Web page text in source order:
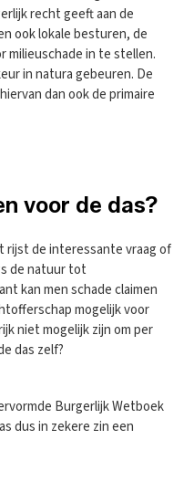
recht geeft aan de
ook lokale besturen, de
milieuschade in te stellen.
in natura gebeuren. De
dan ook de primaire
voor de das?
de interessante vraag of
de natuur tot
kan men schade claimen
mogelijk voor
niet mogelijk zijn om per
das zelf?
Burgerlijk Wetboek
dus in zekere zin een